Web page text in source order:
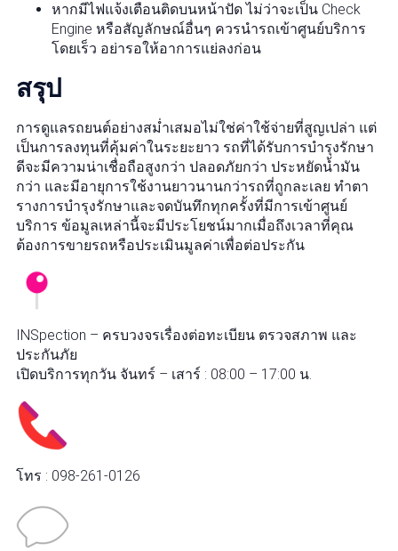
หากมีไฟแจ้งเตือนติดบนหน้าปัด ไม่ว่าจะเป็น Check
Engine หรือสัญลักษณ์อื่นๆ ควรนำรถเข้าศูนย์บริการ
โดยเร็ว อย่ารอให้อาการแย่ลงก่อน
สรุป
การดูแลรถยนต์อย่างสม่ำเสมอไม่ใช่ค่าใช้จ่ายที่สูญเปล่า แต่
เป็นการลงทุนที่คุ้มค่าในระยะยาว รถที่ได้รับการบำรุงรักษา
ดีจะมีความน่าเชื่อถือสูงกว่า ปลอดภัยกว่า ประหยัดน้ำมัน
กว่า และมีอายุการใช้งานยาวนานกว่ารถที่ถูกละเลย ทำตา
รางการบำรุงรักษาและจดบันทึกทุกครั้งที่มีการเข้าศูนย์
บริการ ข้อมูลเหล่านี้จะมีประโยชน์มากเมื่อถึงเวลาที่คุณ
ต้องการขายรถหรือประเมินมูลค่าเพื่อต่อประกัน
INSpection – ครบวงจรเรื่องต่อทะเบียน ตรวจสภาพ และ
ประกันภัย
เปิดบริการทุกวัน จันทร์ – เสาร์ : 08:00 – 17:00 น.
โทร : 098-261-0126